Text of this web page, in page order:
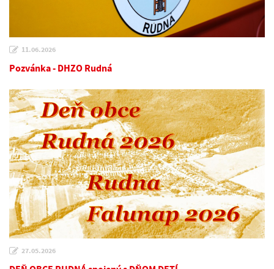
11.06.2026
Pozvánka - DHZO Rudná
27.05.2026